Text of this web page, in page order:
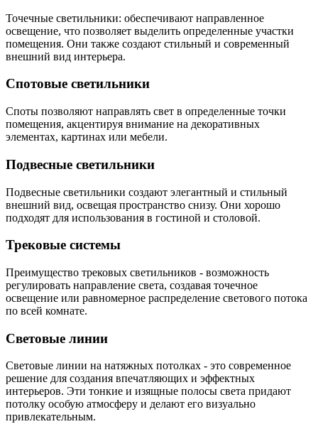
Точечные светильники: обеспечивают направленное
освещение, что позволяет выделить определенные участки
помещения. Они также создают стильный и современный
внешний вид интерьера.
Спотовые светильники
Споты позволяют направлять свет в определенные точки
помещения, акцентируя внимание на декоративных
элементах, картинах или мебели.
Подвесные светильники
Подвесные светильники создают элегантный и стильный
внешний вид, освещая пространство снизу. Они хорошо
подходят для использования в гостиной и столовой.
Трековые системы
Преимущество трековых светильников - возможность
регулировать направление света, создавая точечное
освещение или равномерное распределение светового потока
по всей комнате.
Световые линии
Световые линии на натяжных потолках - это современное
решение для создания впечатляющих и эффектных
интерьеров. Эти тонкие и изящные полосы света придают
потолку особую атмосферу и делают его визуально
привлекательным.